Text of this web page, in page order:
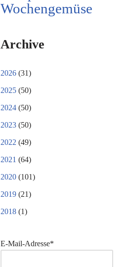
Wochengemüse
Archive
2026 (31)
2025 (50)
2024 (50)
2023 (50)
2022 (49)
2021 (64)
2020 (101)
2019 (21)
2018 (1)
E-Mail-Adresse*